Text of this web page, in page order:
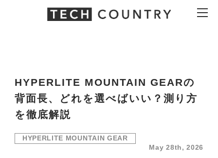
HYPERLITE MOUNTAIN GEARの
背面長、どれを選べばいい？測り方
を徹底解説
HYPERLITE MOUNTAIN GEAR
May 28th, 2026